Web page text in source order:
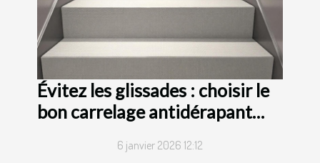
Évitez les glissades : choisir le
bon carrelage antidérapant
6 janvier 2026 12:12